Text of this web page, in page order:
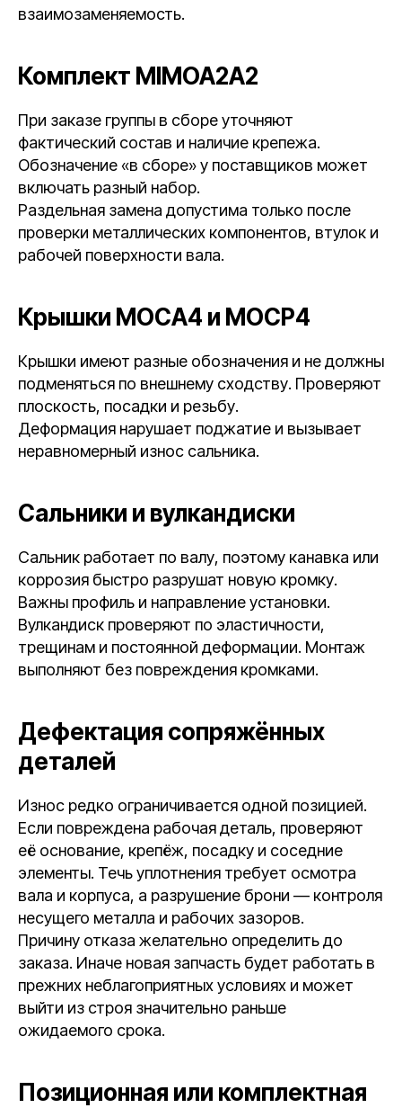
взаимозаменяемость.
Комплект MIMOA2A2
При заказе группы в сборе уточняют
фактический состав и наличие крепежа.
Обозначение «в сборе» у поставщиков может
включать разный набор.
Раздельная замена допустима только после
проверки металлических компонентов, втулок и
рабочей поверхности вала.
Крышки MOCA4 и MOCP4
Крышки имеют разные обозначения и не должны
подменяться по внешнему сходству. Проверяют
плоскость, посадки и резьбу.
Деформация нарушает поджатие и вызывает
неравномерный износ сальника.
Сальники и вулкандиски
Сальник работает по валу, поэтому канавка или
коррозия быстро разрушат новую кромку.
Важны профиль и направление установки.
Вулкандиск проверяют по эластичности,
трещинам и постоянной деформации. Монтаж
выполняют без повреждения кромками.
Дефектация сопряжённых
деталей
Износ редко ограничивается одной позицией.
Если повреждена рабочая деталь, проверяют
её основание, крепёж, посадку и соседние
элементы. Течь уплотнения требует осмотра
вала и корпуса, а разрушение брони — контроля
несущего металла и рабочих зазоров.
Причину отказа желательно определить до
заказа. Иначе новая запчасть будет работать в
прежних неблагоприятных условиях и может
выйти из строя значительно раньше
ожидаемого срока.
Позиционная или комплектная